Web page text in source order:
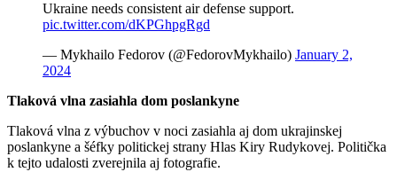
Ukraine needs consistent air defense support.
pic.twitter.com/dKPGhpgRgd
— Mykhailo Fedorov (@FedorovMykhailo) January 2,
2024
Tlaková vlna zasiahla dom poslankyne
Tlaková vlna z výbuchov v noci zasiahla aj dom ukrajinskej
poslankyne a šéfky politickej strany Hlas Kiry Rudykovej. Politička
k tejto udalosti zverejnila aj fotografie.